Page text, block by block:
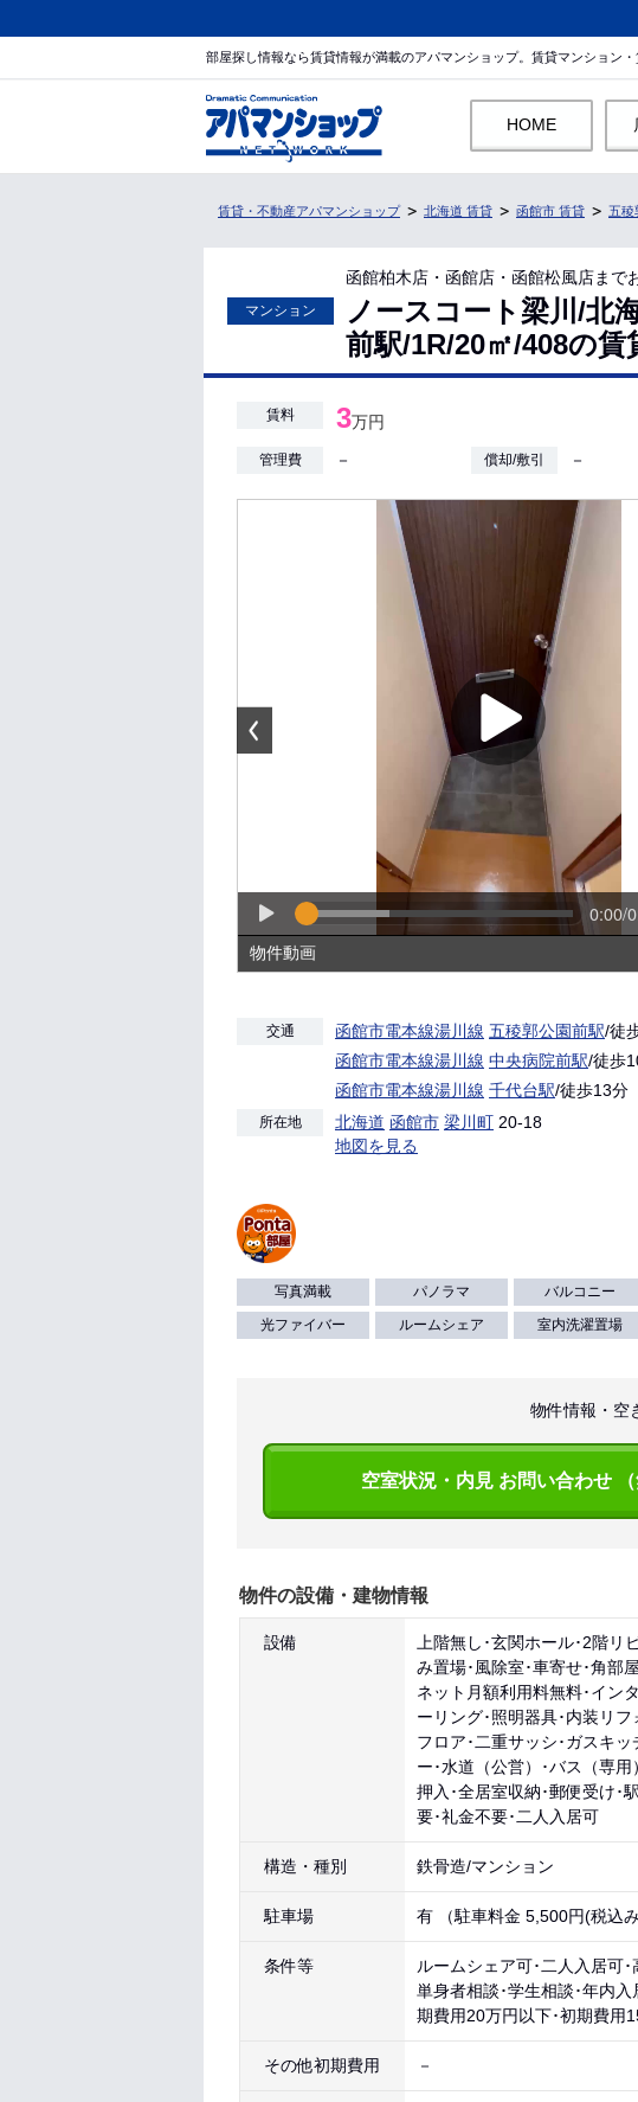
部屋探し情報なら賃貸情報が満載のアパマンショップ。賃貸マンション・
HOME
賃貸・不動産アパマンショップ 北海道 賃貸 函館市 賃貸 五稜
マンション
函館柏木店・函館店・函館松風店まで
ノースコート梁川/北
前駅/1R/20㎡/408の賃
賃料 3万円
管理費 － 償却/敷引 －
0:00/
物件動画
交通 函館市電本線湯川線 五稜郭公園前駅/徒
函館市電本線湯川線 中央病院前駅/徒歩
函館市電本線湯川線 千代台駅/徒歩13分
所在地 北海道 函館市 梁川町 20-18
地図を見る
写真満載 パノラマ バルコニー
光ファイバー
ルームシェア 室内洗濯置場
物件情報・空
空室状況・内見 お問い合わせ （
物件の設備・建物情報
設備
上階無し･玄関ホール･2階
み置場･風除室･車寄せ･角部
ネット月額利用料無料･イン
ーリング･照明器具･内装リ
フロア･二重サッシ･ガスキ
ー･水道（公営）･バス（専
押入･全居室収納･郵便受け･
要･礼金不要･二人入居可
構造・種別 鉄骨造/マンション
駐車場 有 （駐車料金 5,500円(税込み
条件等
ルームシェア可･二人入居可
単身者相談･学生相談･年内
期費用20万円以下･初期費用
その他初期費用 －